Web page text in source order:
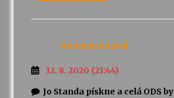
Anonym napsal:
12. 8. 2020 (21:44)
Jo Standa pískne a celá ODS